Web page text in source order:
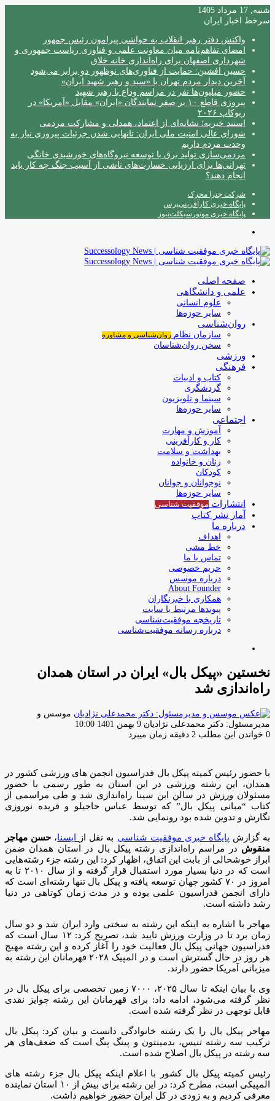
شنبه, 17 مرداد 1405
سرخط اخبار ایران
واکنش دفتر رهبر انقلاب به حواشی پیرامون رئیس جمهور
امضای تفاهم‌نامه میان معاونت علمی و فناوری ریاست جمهوری و
شهرداری اصفهان برای راه‌اندازی خانه خلاق
حسین افشین: حمایت از فناوری‌های نوظهور دو برابر می‌شود
آخرین دیدار مردم تهران با «سید و رهبر شهید ایران»
حضور میلیون‌ها نفر در مراسم وداع با رهبر شهید
پیروزی قاطع ۱۰ بر صفر نمایندگان «ایران» مقابل «آمریکا» در
ربوکاپ ۲۰۲۶
استند خیریه؛ نشانه‌ای از اعتماد، همدلی و مشارکت مردمی
شورای عالی امنیت ملی ایران: تانهایی شدن جزئیات پیروزی نیاز به
وحدت مردم داریم
مردمی‌سازی تولید برق با توسعه نیروگاه‌های خورشیدی خانگی
تهرانی‌ها برای ارزیابی خسارت‌های ناشی از آسیب جنگ چه کار باید
انجام دهند؟
شرکت چترا محرک
پایگاه خبری کارآفرینی‌پرس
پایگاه خبری موتورسیکلت‌نیوز
صفحه اصلی
علمی و دانشگاهی
علوم انسانی
سایر حوزه‌ها
روان‌شناسی
سازمان نظام روان‌شناسی و مشاوره
سخن روان‌شناسان
ورزشی
فرهنگی
کتاب و ادبیات
گردشگری
سینما و تلویزیون
سایر حوزه‌ها
اجتماعی
آموزش و مهارت
کار و کارآفرینی
بهداشت و سلامت
زنان و خانواده
کودکان
نوجوانان و جوانان
سایر حوزه‌ها
انتشارات موفقیت‌ شناسی
آمار نشر کتاب
درباره ما
اهداف
خط مشی
تماس با ما
حریم خصوصی
درباره موسس
About Founder
همکاری با خبرنگاران
پیوندها مرتبط با سایت
تاریخچه موفقیت‌شناسی
درباره رسانه موفقیت‌شناسی
نخستین «پیکل بال» ایران در استان همدان
راه‌اندازی شد
موسس و
مدیرمسئول: دکتر محمدعلی نژادیان ارسال
ایمیل
9 بهمن 1401 10:00
0 خواندن این مطلب 2 دقیقه زمان میبرد
با حضور رئیس کمیته پیکل بال فدراسیون انجمن های ورزشی کشور در
همدان، این رشته ورزشی در این استان به طور رسمی با حضور
مسئولان ورزش در سالن ابن سینا راه‌اندازی شد و طی مراسمی از
کتاب “مبانی پیکل بال” که توسط عباس حاجیلو و فریده نوروزی
نگارش و تدوین شده بود رونمایی شد.
به گزارش پایگاه خبری موفقیت شناسی به نقل از ایسنا، حسن مهاجر
منقوش در مراسم راه‌اندازی رشته پیکل بال در استان همدان ضمن
ابراز خوشحالی از بابت این اتفاق، اظهار کرد: این رشته جزء رشته‌هایی
است که در دنیا بسیار مورد استقبال قرار گرفته و از سال ۲۰۱۰ تا به
امروز در ۷۰ کشور جهان توسعه یافته و پیکل بال تنها رشته‌ای است که
دارای انجمن فدراسیون علمی بوده و در مدت زمان کوتاهی در دنیا
رشد داشته است.
مهاجر با اشاره به اینکه این رشته به سختی وارد ایران شد و دو سال
زمان برد تا در وزارت ورزش تایید شد، تصریح کرد: ۱۲ سال است که
فدراسیون جهانی پیکل بال فعالیت خود را آغاز کرده و این رشته مهیج
هر روز در حال گسترش است و در المپیک ۲۰۲۸ قهرمانان این رشته به
میزبانی آمریکا حضور دارند.
وی با بیان اینکه تا سال ۲۰۲۵، ۷۰۰۰ زمین تخصصی برای پیکل بال در
نظر گرفته می‌شود، ادامه داد: برای قهرمانان این رشته جوایز نقدی
قابل توجهی در نظر گرفته شده است.
مهاجر پیکل بال را یک رشته خانوادگی دانست و بیان کرد: پیکل بال
ترکیب سه رشته تنیس، بدمینتون و پینگ پنگ است که ضعف‌های هر
سه رشته در پیکل بال اصلاح ‌شده است.
رئیس کمیته پیکل بال کشور با اعلام اینکه پیکل بال جزء رشته های
المپیکی است، مطرح کرد: در این رشته برای بیش از ۱۰ استان نماینده
معرفی کردیم و به زودی در کل ایران حضور خواهیم داشت.